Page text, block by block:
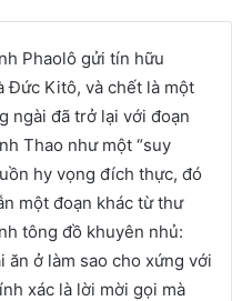
Phaolô gửi tín hữu
Đức Kitô, và chết là một
ngài đã trở lại với đoạn
Thao như một “suy
hy vọng đích thực, đó
một đoạn khác từ thư
tông đồ khuyên nhủ:
​ăn ở làm sao cho xứng với
xác là lời mời gọi mà